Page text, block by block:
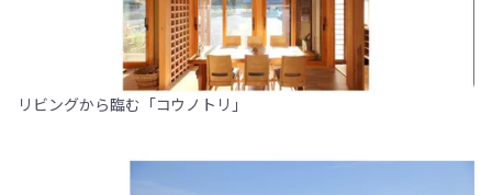
リビングから臨む「コウノトリ」